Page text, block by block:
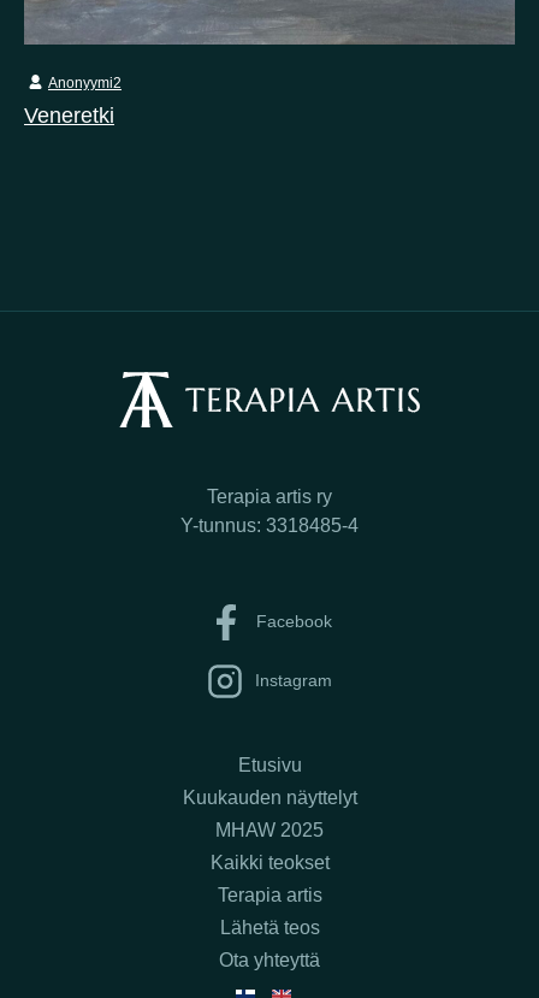
Veneretki
Anonyymi2
Terapia artis ry
Y-tunnus: 3318485-4
Facebook
Instagram
Etusivu
Kuukauden näyttelyt
MHAW 2025
Kaikki teokset
Terapia artis
Lähetä teos
Ota yhteyttä